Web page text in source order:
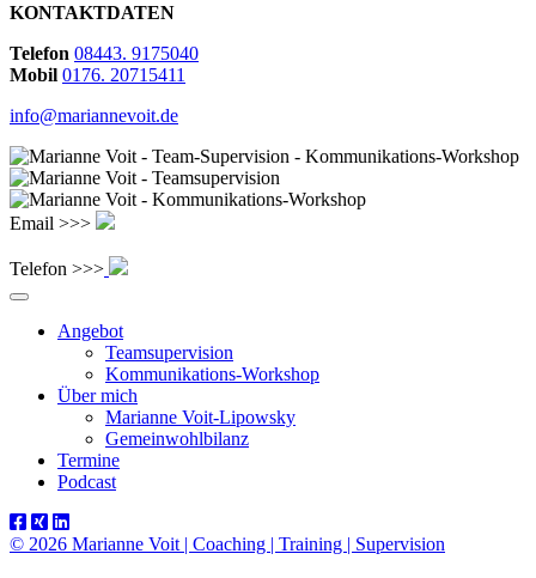
KONTAKTDATEN
Telefon 08443. 9175040
Mobil 0176. 20715411
info@mariannevoit.de
Email >>>
Telefon >>>
Angebot
Teamsupervision
Kommunikations-Workshop
Über mich
Marianne Voit-Lipowsky
Gemeinwohlbilanz
Termine
Podcast
© 2026 Marianne Voit | Coaching | Training | Supervision